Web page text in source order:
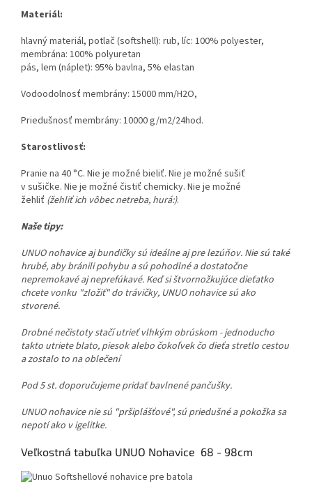
Materiál:
hlavný materiál, potlač (softshell): rub, líc: 100% polyester,
membrána: 100% polyuretan
pás, lem (náplet): 95% bavlna, 5% elastan
Vodoodolnosť membrány: 15000 mm/H2O,
Priedušnosť membrány: 10000 g/m2/24hod.
Starostlivosť:
Pranie na 40 °C. Nie je možné bieliť. Nie je možné sušiť
v sušičke. Nie je možné čistiť chemicky. Nie je možné
žehliť (žehliť ich vôbec netreba, hurá:).
Naše tipy:
UNUO nohavice aj bundičky sú ideálne aj pre lezúňov. Nie sú také
hrubé, aby bránili pohybu a sú pohodlné a dostatočne
nepremokavé aj neprefúkavé. Keď si štvornožkujúce dieťatko
chcete vonku "zložiť" do trávičky, UNUO nohavice sú ako
stvorené.
Drobné nečistoty stačí utrieť vlhkým obrúskom - jednoducho
takto utriete blato, piesok alebo čokoľvek čo dieťa stretlo cestou
a zostalo to na oblečení
Pod 5 st. doporučujeme pridať bavlnené pančušky.
UNUO nohavice nie sú "pršiplášťové", sú priedušné a pokožka sa
nepotí ako v igelitke.
Veľkostná tabuľka UNUO Nohavice 68 - 98cm